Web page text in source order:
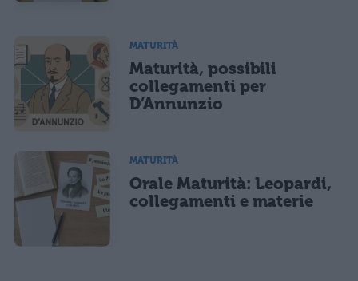
MATURITÀ
Maturità, possibili
collegamenti per
D’Annunzio
MATURITÀ
Orale Maturità: Leopardi,
collegamenti e materie